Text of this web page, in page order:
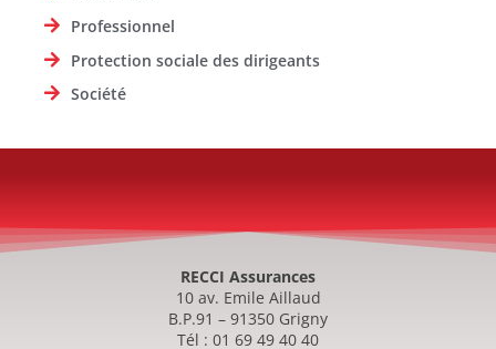
Professionnel
Protection sociale des dirigeants
Société
RECCI Assurances
10 av. Emile Aillaud
B.P.91 – 91350 Grigny
Tél : 01 69 49 40 40